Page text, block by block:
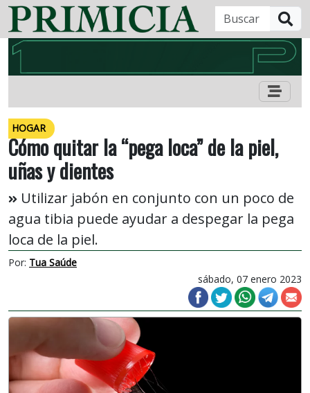
HOGAR
Cómo quitar la “pega loca” de la piel,
uñas y dientes
Utilizar jabón en conjunto con un poco de
agua tibia puede ayudar a despegar la pega
loca de la piel.
Por: Tua Saúde
sábado, 07 enero 2023